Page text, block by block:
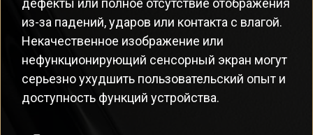
дефекты или полное отсутствие отображения
из-за падений, ударов или контакта с влагой.
Некачественное изображение или
нефункционирующий сенсорный экран могут
серьезно ухудшить пользовательский опыт и
доступность функций устройства.